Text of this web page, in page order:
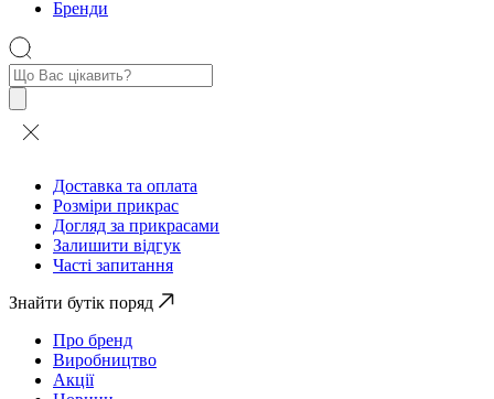
Бренди
Пошук
товарів
Доставка та оплата
Розміри прикрас
Догляд за прикрасами
Залишити відгук
Часті запитання
Знайти бутік поряд
Про бренд
Виробництво
Акції